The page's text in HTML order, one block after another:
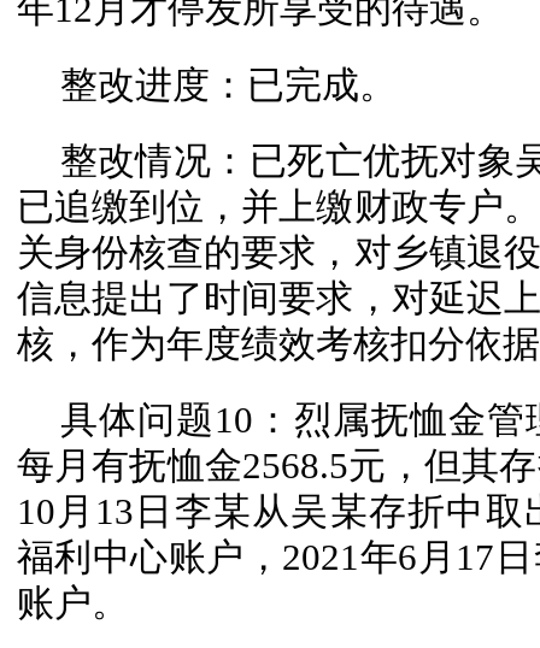
年12月才停发所享受的待遇。
整改进度：已完成。
整改情况：已死亡优抚对象
已追缴到位，并上缴财政专户
关身份核查的要求，对乡镇退
信息提出了时间要求，对延迟
核，作为年度绩效考核扣分依
具体问题10：烈属抚恤金
每月有抚恤金2568.5元，但其
10月13日李某从吴某存折中
福利中心账户，2021年6月17
账户。